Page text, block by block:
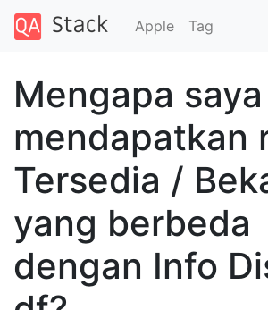
Apple Tag
Mengapa saya
mendapatkan
Tersedia /
yang berbeda
dengan Info